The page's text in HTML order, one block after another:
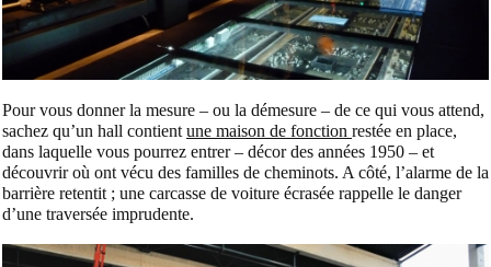
Pour vous donner la mesure – ou la démesure – de ce qui vous attend,
sachez qu’un hall contient une maison de fonction restée en place,
dans laquelle vous pourrez entrer – décor des années 1950 – et
découvrir où ont vécu des familles de cheminots. A côté, l’alarme de la
barrière retentit ; une carcasse de voiture écrasée rappelle le danger
d’une traversée imprudente.